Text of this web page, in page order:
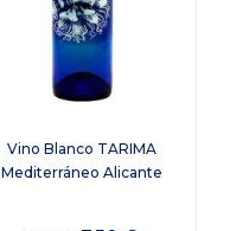
Vino Blanco TARIMA
Mediterráneo Alicante